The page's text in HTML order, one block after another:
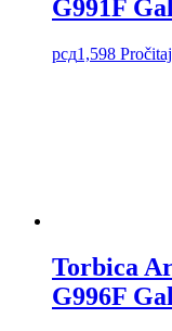
G991F
рсд1,598
Torbica
G996F